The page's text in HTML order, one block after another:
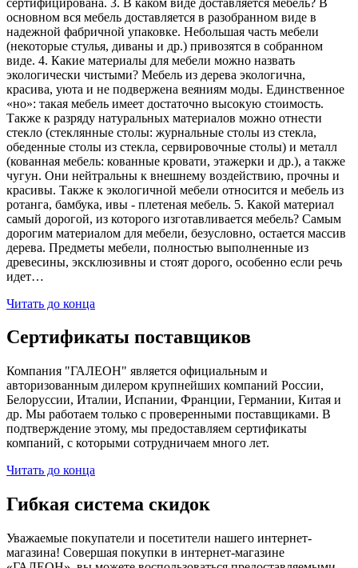
основном вся мебель доставляется в разобранном виде в
надежной фабричной упаковке. Небольшая часть мебели
(некоторые стулья, диваны и др.) привозятся в собранном
виде. 4. Какие материалы для мебели можно назвать
экологически чистыми? Мебель из дерева экологична,
красива, уюта и не подвержена веяниям моды. Единственное
«но»: такая мебель имеет достаточно высокую стоимость.
Также к разряду натуральных материалов можно отнести
стекло (стеклянные столы: журнальные столы из стекла,
обеденные столы из стекла, сервировочные столы) и металл
(кованная мебель: кованные кровати, этажерки и др.), а также
чугун. Они нейтральны к внешнему воздействию, прочны и
красивы. Также к экологичной мебели относится и мебель из
ротанга, бамбука, ивы - плетеная мебель. 5. Какой материал
самый дорогой, из которого изготавливается мебель? Самым
дорогим материалом для мебели, безусловно, остается массив
дерева. Предметы мебели, полностью выполненные из
древесины, эксклюзивны и стоят дорого, особенно если речь
идет…
Читать до конца
Сертификаты поставщиков
Компания "ГАЛЕОН" является официальным и
авторизованным дилером крупнейших компаний России,
Белоруссии, Италии, Испании, Франции, Германии, Китая и
др. Мы работаем только с проверенными поставщиками. В
подтверждение этому, мы предоставляем сертификаты
компаний, с которыми сотрудничаем много лет.
Читать до конца
Гибкая система скидок
Уважаемые покупатели и посетители нашего интернет-
магазина! Совершая покупки в интернет-магазине